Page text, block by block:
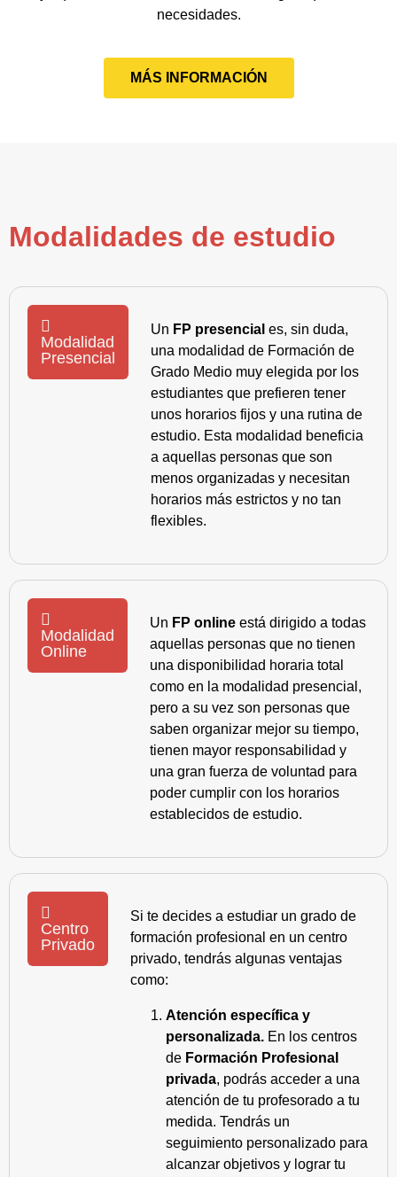
necesidades.
MÁS INFORMACIÓN
Modalidades de estudio
Modalidad
Presencial
Un FP presencial es, sin duda,
una modalidad de Formación de
Grado Medio muy elegida por los
estudiantes que prefieren tener
unos horarios fijos y una rutina de
estudio. Esta modalidad beneficia
a aquellas personas que son
menos organizadas y necesitan
horarios más estrictos y no tan
flexibles.
Modalidad
Online
Un FP online está dirigido a todas
aquellas personas que no tienen
una disponibilidad horaria total
como en la modalidad presencial,
pero a su vez son personas que
saben organizar mejor su tiempo,
tienen mayor responsabilidad y
una gran fuerza de voluntad para
poder cumplir con los horarios
establecidos de estudio.
Centro
Privado
Si te decides a estudiar un grado de
formación profesional en un centro
privado, tendrás algunas ventajas
como:
Atención específica y
personalizada. En los centros
de Formación Profesional
privada, podrás acceder a una
atención de tu profesorado a tu
medida. Tendrás un
seguimiento personalizado para
alcanzar objetivos y lograr tu